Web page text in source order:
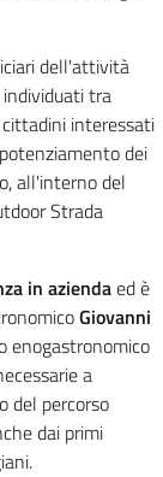
dell'attività
individuati tra
interessati
dei
all'interno del
Strada
in aziendaed è
Giovanni
enogastronomico
a
del percorso
dai primi